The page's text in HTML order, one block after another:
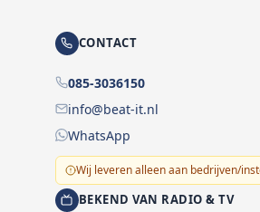
CONTACT
085-3036150
info@beat-it.nl
WhatsApp
Wij leveren alleen aan bedrijven/
BEKEND VAN RADIO & TV